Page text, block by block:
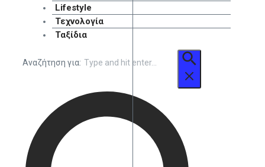
Lifestyle
Τεχνολογία
Ταξίδια
Αναζήτηση για: